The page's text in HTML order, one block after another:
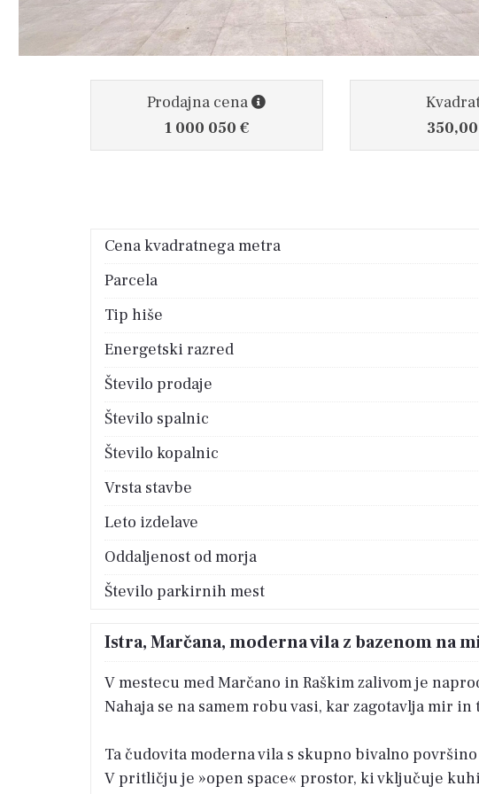
Prodajna cena
1 000 050 €
Cena kvadratnega metra
Parcela
Tip hiše
Energetski razred
Število prodaje
Število spalnic
Število kopalnic
Vrsta stavbe
Leto izdelave
Oddaljenost od morja
Število parkirnih mest
Istra, Marčana, moderna vila z bazenom na
V mestecu med Marčano in Raškim zalivom je
Nahaja se na samem robu vasi, kar zagotavlja mir in
Ta čudovita moderna vila s skupno bivalno
V pritličju je »open space« prostor, ki vključuje